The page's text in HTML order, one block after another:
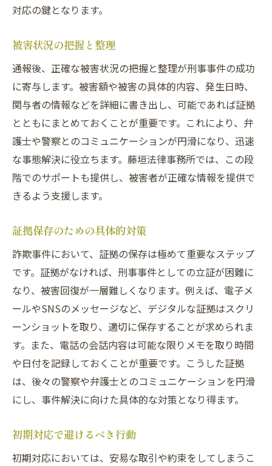
初期相談から始まるサポートの流れ
証拠収集における専門家の役割
裁判での弁護方針と戦略
依頼者の安心を支えるサポート体制
迅速な刑事事件解決のための初歩的ステップ
弁護士への早期相談のメリット
初期対応での優先順位とその理由
証拠収集の効率的な進め方
被害者としての権利主張の方法
解決を早めるための実行すべき行動
詐欺事件に強い弁護士が提供する安心の支援体
制
詐欺事件に強い弁護士の見分け方
弁護士と依頼者の信頼関係の築き方
詐欺事件特有の弁護戦略
安心できる相談環境の整え方
依頼者の意向を反映する弁護
支援体制の充実による安心感
は
刑事事件における法的アドバイスの必要性
対応の鍵となります。
被害状況の把握と整理
通報後、正確な被害状況の把握と整理が刑事事件の成功
に寄与します。被害額や被害の具体的内容、発生日時、
関与者の情報などを詳細に書き出し、可能であれば証拠
とともにまとめておくことが重要です。これにより、弁
護士や警察とのコミュニケーションが円滑になり、迅速
な事態解決に役立ちます。藤垣法律事務所では、この段
階でのサポートも提供し、被害者が正確な情報を提供で
きるよう支援します。
証拠保存のための具体的対策
詐欺事件において、証拠の保存は極めて重要なステップ
です。証拠がなければ、刑事事件としての立証が困難に
なり、被害回復が一層難しくなります。例えば、電子メ
ールやSNSのメッセージなど、デジタルな証拠はスクリ
ーンショットを取り、適切に保存することが求められま
す。また、電話の会話内容は可能な限りメモを取り時間
や日付を記録しておくことが重要です。こうした証拠
は、後々の警察や弁護士とのコミュニケーションを円滑
にし、事件解決に向けた具体的な対策となり得ます。
初期対応で避けるべき行動
初期対応においては、安易な取引や約束をしてしまうこ